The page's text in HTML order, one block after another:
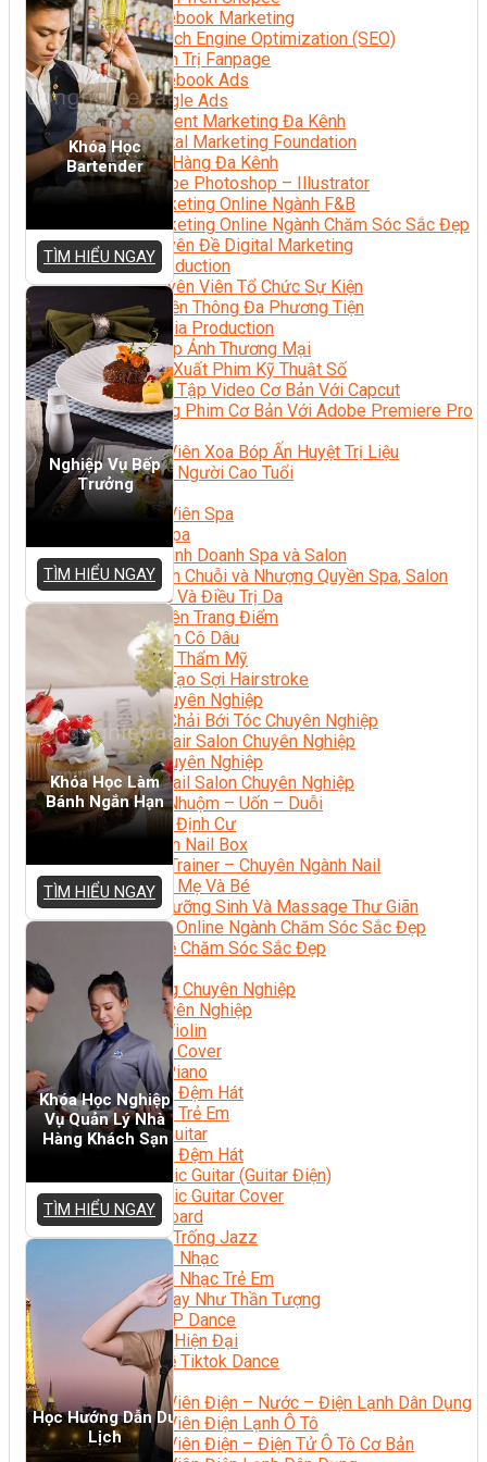
Facebook Marketing
Search Engine Optimization (SEO)
Quản Trị Fanpage
Facebook Ads
Google Ads
Content Marketing Đa Kênh
Digital Marketing Foundation
Bán Hàng Đa Kênh
Adobe Photoshop – Illustrator
Marketing Online Ngành F&B
Marketing Online Ngành Chăm Sóc Sắc Đẹp
Chuyên Đề Digital Marketing
Media Production
Chuyên Viên Tổ Chức Sự Kiện
Truyền Thông Đa Phương Tiện
Media Production
Nhiếp Ảnh Thương Mại
Sản Xuất Phim Kỹ Thuật Số
Biên Tập Video Cơ Bản Với Capcut
Dựng Phim Cơ Bản Với Adobe Premiere Pro
Sức Khỏe
Kỹ Thuật Viên Xoa Bóp Ấn Huyệt Trị Liệu
Chăm Sóc Người Cao Tuổi
Sắc Đẹp
Kỹ Thuật Viên Spa
Quản Lý Spa
Khởi Sự Kinh Doanh Spa và Salon
Kinh Doanh Chuỗi và Nhượng Quyền Spa, Salon
Chăm Sóc Và Điều Trị Da
Chuyên Viên Trang Điểm
Trang Điểm Cô Dâu
Phun Xăm Thẩm Mỹ
Kỹ Thuật Tạo Sợi Hairstroke
Barber Chuyên Nghiệp
Kỹ Thuật Chải Bới Tóc Chuyên Nghiệp
Quản Lý Hair Salon Chuyên Nghiệp
Nối Mi Chuyên Nghiệp
Quản Lý Nail Salon Chuyên Nghiệp
Kỹ Thuật Nhuộm – Uốn – Duỗi
Nail Salon Định Cư
Kinh Doanh Nail Box
Train The Trainer – Chuyên Ngành Nail
Chăm Sóc Mẹ Và Bé
Gội Đầu Dưỡng Sinh Và Massage Thư Giãn
Marketing Online Ngành Chăm Sóc Sắc Đẹp
Chuyên Đề Chăm Sóc Sắc Đẹp
Âm Nhạc
Nhạc Công Chuyên Nghiệp
Ca Sĩ Chuyên Nghiệp
Học Đàn Violin
Học Violin Cover
Học Đàn Piano
Học Piano Đệm Hát
Học Piano Trẻ Em
Học Đàn Guitar
Học Guitar Đệm Hát
Học Electric Guitar (Guitar Điện)
Học Electric Guitar Cover
Học Keyboard
Học Đánh Trống Jazz
Học Thanh Nhạc
Học Thanh Nhạc Trẻ Em
Học Hát Hay Như Thần Tượng
Học K-POP Dance
Học Nhảy Hiện Đại
Chuyên Đề Tiktok Dance
Kỹ Thuật – Công Nghệ
Kỹ Thuật Viên Điện – Nước – Điện Lạnh Dân Dụng
Kỹ Thuật Viên Điện Lạnh Ô Tô
Kỹ Thuật Viên Điện – Điện Tử Ô Tô Cơ Bản
Khóa Học
Bartender
TÌM HIỂU NGAY
Nghiệp Vụ Bếp
Trưởng
TÌM HIỂU NGAY
Khóa Học Làm
Bánh Ngắn Hạn
TÌM HIỂU NGAY
Khóa Học Nghiệp
Vụ Quản Lý Nhà
Hàng Khách Sạn
TÌM HIỂU NGAY
Học Hướng Dẫn Du
Lịch